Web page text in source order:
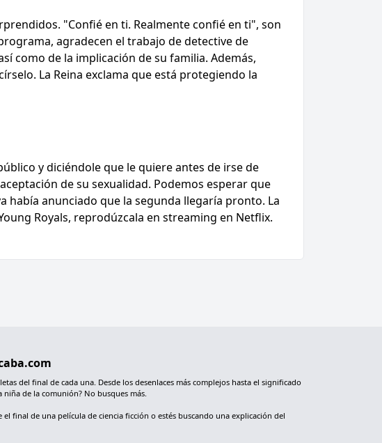
"Confié en ti. Realmente confié en ti", son
agradecen el trabajo de detective de
como de la implicación de su familia. Además,
La Reina exclama que está protegiendo la
y diciéndole que le quiere antes de irse de
de su sexualidad. Podemos esperar que
había anunciado que la segunda llegaría pronto. La
Royals, reprodúzcala en streaming en Netflix.
del final de cada una. Desde los desenlaces más complejos hasta el significado
niña de la comunión? No busques más.
final de una película de ciencia ficción o estés buscando una explicación del